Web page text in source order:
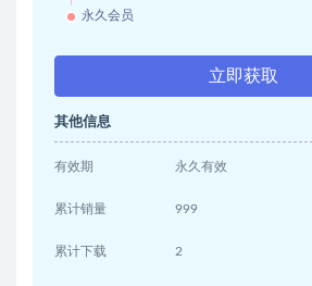
永久会员
立即获取
其他信息
有效期 永久有效
累计销量 999
累计下载 2